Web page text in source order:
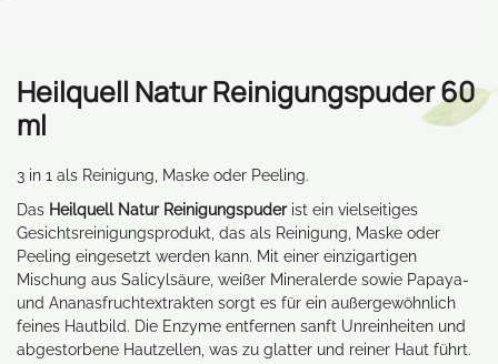
Heilquell Natur Reinigungspuder 60
ml
3 in 1 als Reinigung, Maske oder Peeling.
Das Heilquell Natur Reinigungspuderist ein vielseitiges
Gesichtsreinigungsprodukt, das als Reinigung, Maske oder
Peeling eingesetzt werden kann. Mit einer einzigartigen
Mischung aus Salicylsäure, weißer Mineralerde sowie Papaya-
und Ananasfruchtextrakten sorgt es für ein außergewöhnlich
feines Hautbild. Die Enzyme entfernen sanft Unreinheiten und
abgestorbene Hautzellen, was zu glatter und reiner Haut führt.